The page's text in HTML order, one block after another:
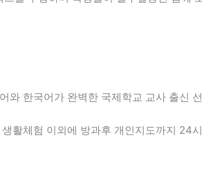
와 한국어가 완벽한 국제학교 교사 출신
활체험 이외에 방과후 개인지도까지 24